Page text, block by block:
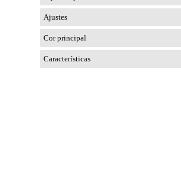
Ajustes
Cor principal
Características